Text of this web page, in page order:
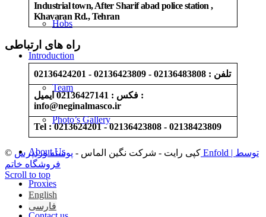
Hobs
Introduction
Team
Photo’s Gallery
About Us
Proxies
Industrial town, After Sharif abad police station ,
Khavaran Rd., Tehran
راه های ارتباطی
تلفن : 02136483808 - 02136423809 - 02136424201
فکس : 02136427141 ایمیل :
info@neginalmasco.ir
Tel : 0213624201 - 02136423808 - 02138423809
© کپی رایت - شرکت نگین الماس - پوسته وردپرس Enfold | توسط
فروشگاه خاتم
Scroll to top
English
فارسی